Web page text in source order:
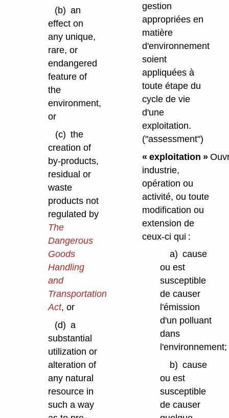
(b) an
effect on
any unique,
rare, or
endangered
feature of
the
environment,
or
(c) the
creation of
by-products,
residual or
waste
products not
regulated by
The
Dangerous
Goods
Handling
and
Transportation
Act, or
(d) a
substantial
utilization or
alteration of
any natural
resource in
such a way
gestion
appropriées en
matière
d'environnement
soient
appliquées à
toute étape du
cycle de vie
d'une
exploitation.
("assessment")
« exploitation »
industrie,
opération ou
activité, ou toute
modification ou
extension de
ceux-ci qui :
a) cause
ou est
susceptible
de causer
l'émission
d'un polluant
dans
l'environnement;
b) cause
ou est
susceptible
de causer